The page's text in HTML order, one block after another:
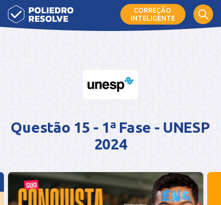
CORREÇÃO
INTELIGENTE
Questão 15 - 1ª Fase - UNESP
2024